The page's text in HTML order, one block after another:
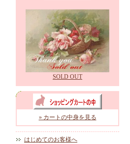
SOLD OUT
» カートの中身を見る
はじめてのお客様へ